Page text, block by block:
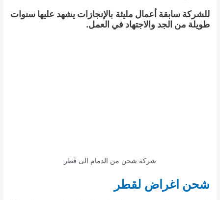
للشركة سابقة أعمال مليئة بالإنجازات يشهد عليها سنوات
طويلة من الجد والاجتهاد في العمل.
شركة شحن من الدمام الى قطر
شحن اغراض لقطر